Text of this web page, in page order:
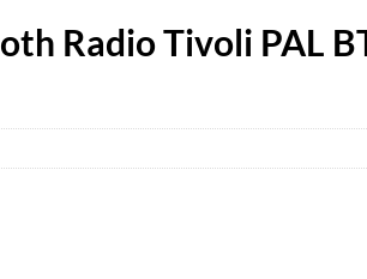
Radio Tivoli PAL